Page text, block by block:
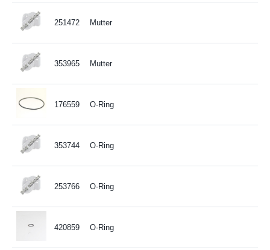
251472 Mutter
353965 Mutter
176559 O-Ring
353744 O-Ring
253766 O-Ring
420859 O-Ring